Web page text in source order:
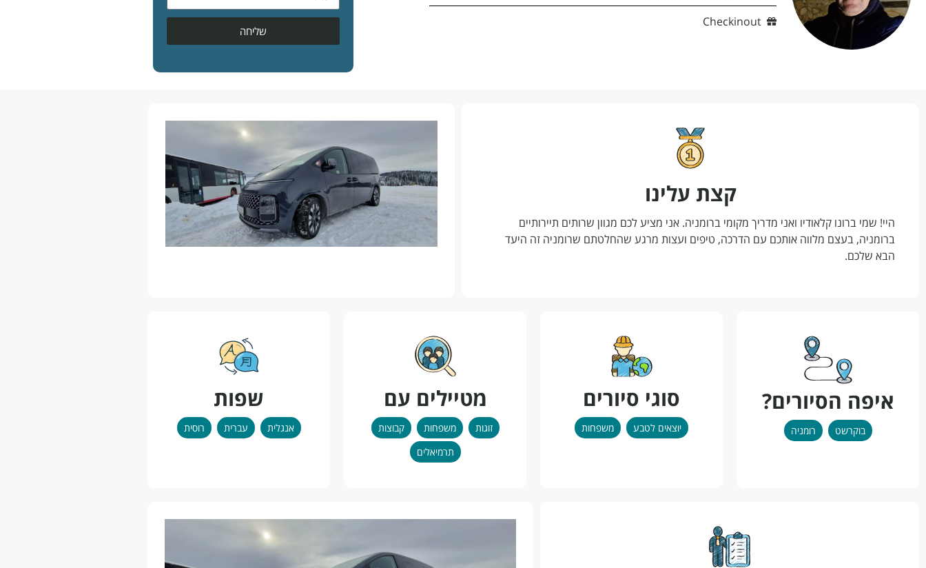
Checkinout
שליחה
קצת עלינו
היי! שמי ברונו קלאודיו ואני מדריך מקומי ברומניה. אני מציע לכם מגוון שרותים תיירותיים
ברומניה, בעצם מלווה אותכם עם הדרכה, טיפים ועצות מרגע שהחלטתם שרומניה זה היעד
הבא שלכם.
איפה הסיורים?
בוקרשט רומניה
סוגי סיורים
יוצאים לטבע משפחות
מטיילים עם
זוגות משפחות
קבוצות
תרמיאלים
שפות
אנגלית עברית רוסית